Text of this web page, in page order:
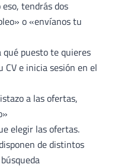
tendrás dos
o «envíanos tu
qué puesto te quieres
e inicia sesión en el
a las ofertas,
elegir las ofertas.
de distintos